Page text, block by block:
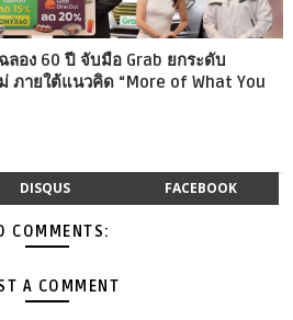
ลอง 60 ปี จับมือ Grab ยกระดับ
ภายใต้แนวคิด “More of What You
DISQUS FACEBOOK
COMMENTS:
A COMMENT